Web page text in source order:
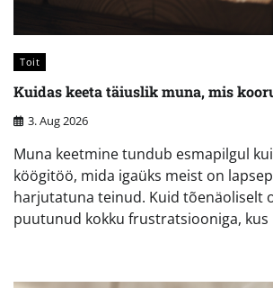
Toit
Kuidas keeta täiuslik muna, mis
3. Aug 2026
Muna keetmine tundub esmapilgul
köögitöö, mida igaüks meist on
harjutatuna teinud. Kuid tõenäoliselt
puutunud kokku frustratsiooniga, kus